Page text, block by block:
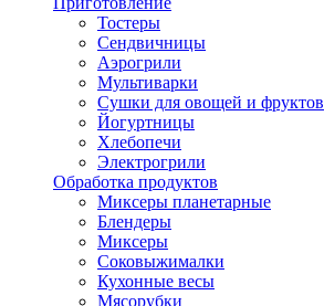
Тостеры
Сендвичницы
Аэрогрили
Мультиварки
Сушки для овощей и фруктов
Йогуртницы
Хлебопечи
Электрогрили
Обработка продуктов
Миксеры планетарные
Блендеры
Миксеры
Соковыжималки
Кухонные весы
Мясорубки